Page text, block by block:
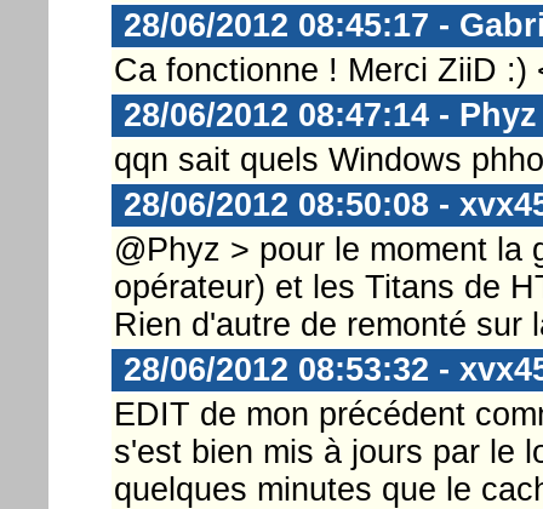
28/06/2012 08:45:17 -
Ca fonctionne ! Merci ZiiD :)
28/06/2012 08:47:14 - Phyz
qqn sait quels Windows
28/06/2012 08:50:08 -
@Phyz > pour le moment la
opérateur) et les Titans de
Rien d'autre de remonté sur
28/06/2012 08:53:32 -
EDIT de mon précédent
s'est bien mis à jours par le
quelques minutes que le